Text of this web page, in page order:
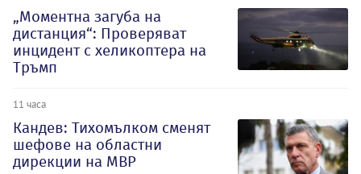
„Моментна загуба на
дистанция“: Проверяват
инцидент с хеликоптера на
Тръмп
11 часа
Кандев: Тихомълком сменят
шефове на областни
дирекции на МВР